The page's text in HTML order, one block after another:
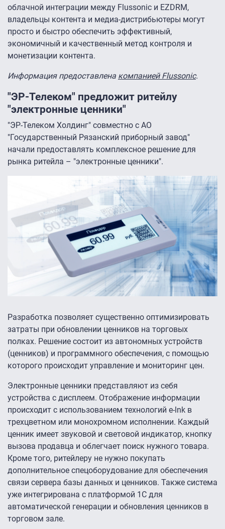
облачной интеграции между Flussonic и EZDRM,
владельцы контента и медиа-дистрибьютеры могут
просто и быстро обеспечить эффективный,
экономичный и качественный метод контроля и
монетизации контента.
Информация предоставлена компанией Flussonic.
"ЭР-Телеком" предложит ритейлу
"электронные ценники"
"ЭР-Телеком Холдинг" совместно с АО
"Государственный Рязанский приборный завод"
начали предоставлять комплексное решение для
рынка ритейла – "электронные ценники".
Разработка позволяет существенно оптимизировать
затраты при обновлении ценников на торговых
полках. Решение состоит из автономных устройств
(ценников) и программного обеспечения, с помощью
которого происходит управление и мониторинг цен.
Электронные ценники представляют из себя
устройства с дисплеем. Отображение информации
происходит с использованием технологий e-lnk в
трехцветном или монохромном исполнении. Каждый
ценник имеет звуковой и световой индикатор, кнопку
вызова продавца и облегчает поиск нужного товара.
Кроме того, ритейлеру не нужно покупать
дополнительное спецоборудование для обеспечения
связи сервера базы данных и ценников. Также система
уже интегрирована с платформой 1С для
автоматической генерации и обновления ценников в
торговом зале.